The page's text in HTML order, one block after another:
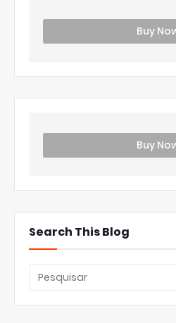
Buy
Buy
Search This Blog